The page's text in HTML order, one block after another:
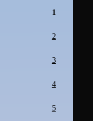
1
2
3
4
5